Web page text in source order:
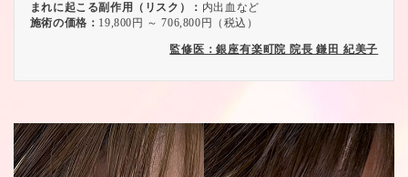
まれに起こる副作用（リスク）： 内出血など
施術の価格： 19,800円 ～ 706,800円（税込）
監修医：銀座有楽町院 院長 鎌田 紀美子